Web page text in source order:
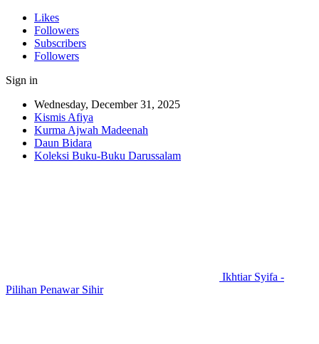
Likes
Followers
Subscribers
Followers
Sign in
Wednesday, December 31, 2025
Kismis Afiya
Kurma Ajwah Madeenah
Daun Bidara
Koleksi Buku-Buku Darussalam
Ikhtiar Syifa -
Pilihan Penawar Sihir